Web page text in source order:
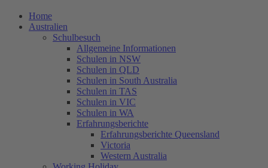
Home
Australien
Schulbesuch
Allgemeine Informationen
Schulen in NSW
Schulen in QLD
Schulen in South Australia
Schulen in TAS
Schulen in VIC
Schulen in WA
Erfahrungsberichte
Erfahrungsberichte Queensland
Victoria
Western Australia